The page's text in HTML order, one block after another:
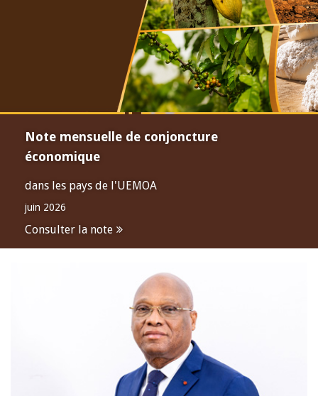
Note mensuelle de conjoncture
économique
dans les pays de l'UEMOA
juin 2026
Consulter la note